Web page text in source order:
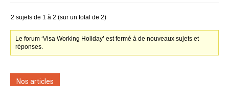
2 sujets de 1 à 2 (sur un total de 2)
Le forum ‘Visa Working Holiday’ est fermé à de nouveaux sujets et
réponses.
Nos articles